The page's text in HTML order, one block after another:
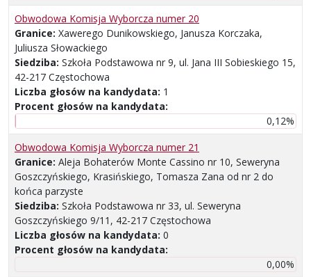
Obwodowa Komisja Wyborcza numer 20
Granice: Xawerego Dunikowskiego, Janusza Korczaka,
Juliusza Słowackiego
Siedziba: Szkoła Podstawowa nr 9, ul. Jana III Sobieskiego 15,
42-217 Częstochowa
Liczba głosów na kandydata: 1
Procent głosów na kandydata:
0,12%
Obwodowa Komisja Wyborcza numer 21
Granice: Aleja Bohaterów Monte Cassino nr 10, Seweryna
Goszczyńskiego, Krasińskiego, Tomasza Zana od nr 2 do
końca parzyste
Siedziba: Szkoła Podstawowa nr 33, ul. Seweryna
Goszczyńskiego 9/11, 42-217 Częstochowa
Liczba głosów na kandydata: 0
Procent głosów na kandydata:
0,00%